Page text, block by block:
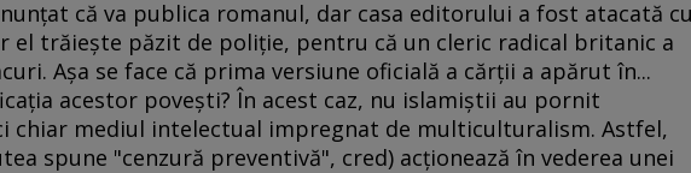
că va publica romanul, dar casa editorului a fost atacată cu
el trăieşte păzit de poliţie, pentru că un cleric radical britanic a
Aşa se face că prima versiune oficială a cărţii a apărut în...
acestor poveşti? În acest caz, nu islamiştii au pornit
chiar mediul intelectual impregnat de multiculturalism. Astfel,
spune "cenzură preventivă", cred) acţionează în vederea unei